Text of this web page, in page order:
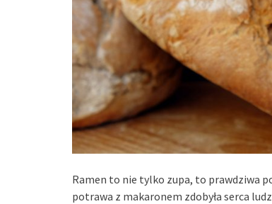
Ramen to nie tylko zupa, to prawdziwa
potrawa z makaronem zdobyła serca